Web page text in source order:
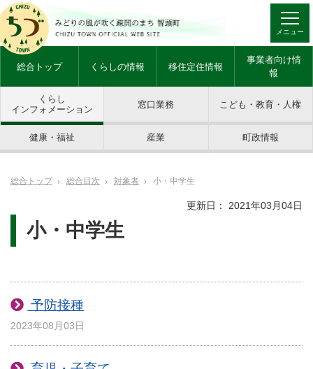
メニュー
総合トップ くらしの情報 移住定住情報
事業者向け情
報
くらし
インフォメーション
窓口業務 こども・教育・人権
健康・福祉 産業 町政情報
総合トップ 総合目次 対象者 小・中学生
更新日： 2021年03月04日
小・中学生
予防接種
2023年08月03日